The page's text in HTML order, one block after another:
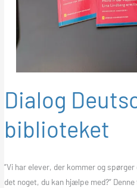
Dialog
biblioteket
”Vi har elever, der kommer og
det noget, du kan hjælpe med?”